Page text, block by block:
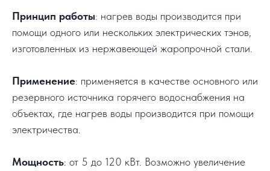
Принцип работы: нагрев воды производится при
помощи одного или нескольких электрических тэнов,
изготовленных из нержавеющей жаропрочной стали.
Применение: применяется в качестве основного или
резервного источника горячего водоснабжения на
объектах, где нагрев воды производится при помощи
электричества.
Мощность: от 5 до 120 кВт. Возможно увеличение